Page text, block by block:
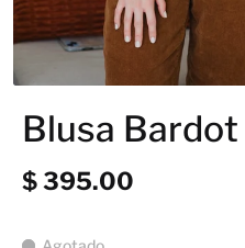
Blusa
$ 395.00